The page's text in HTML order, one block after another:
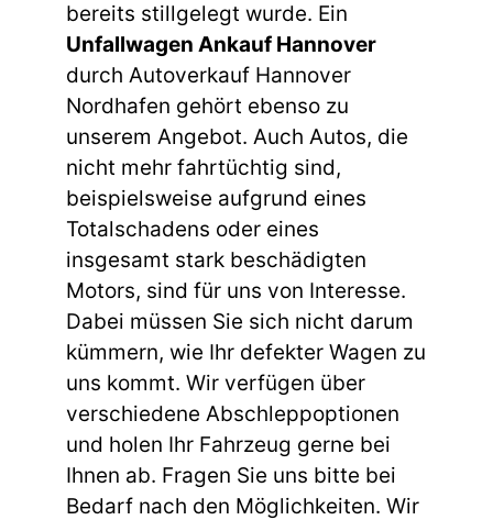
bereits stillgelegt wurde. Ein
Unfallwagen Ankauf Hannover
durch Autoverkauf Hannover
Nordhafen gehört ebenso zu
unserem Angebot. Auch Autos, die
nicht mehr fahrtüchtig sind,
beispielsweise aufgrund eines
Totalschadens oder eines
insgesamt stark beschädigten
Motors, sind für uns von Interesse.
Dabei müssen Sie sich nicht darum
kümmern, wie Ihr defekter Wagen zu
uns kommt. Wir verfügen über
verschiedene Abschleppoptionen
und holen Ihr Fahrzeug gerne bei
Ihnen ab. Fragen Sie uns bitte bei
Bedarf nach den Möglichkeiten. Wir